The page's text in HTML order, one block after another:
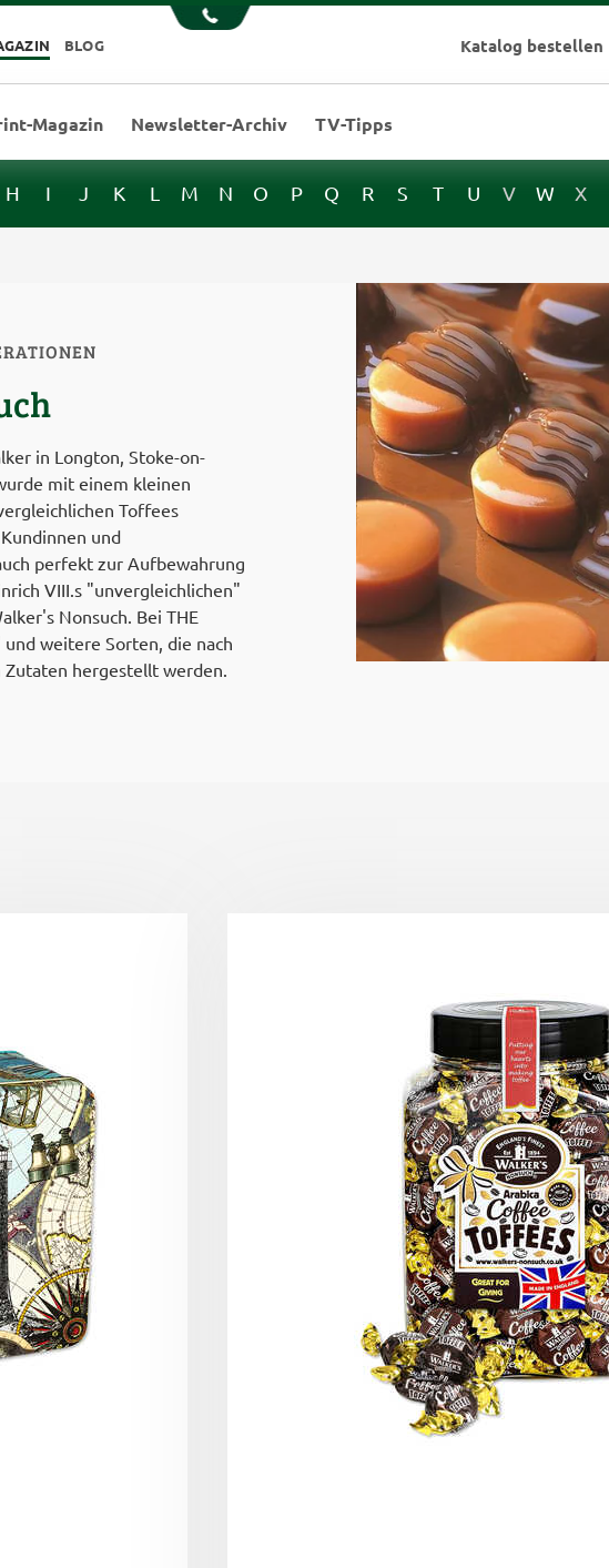
BLOG Katalog bestellen
Magazin Newsletter-Archiv TV-Tipps
H I J K L M N O P Q R S T U V W X
in Longton, Stoke-on-
mit einem kleinen
Toffees
und
perfekt zur Aufbewahrung
VIII.s "unvergleichlichen"
Nonsuch. Bei THE
und weitere Sorten, die nach
hergestellt werden.